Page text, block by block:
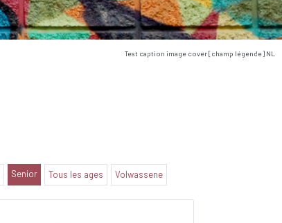
Test caption image cover [champ légende] NL
Senior Tous les ages Volwassene